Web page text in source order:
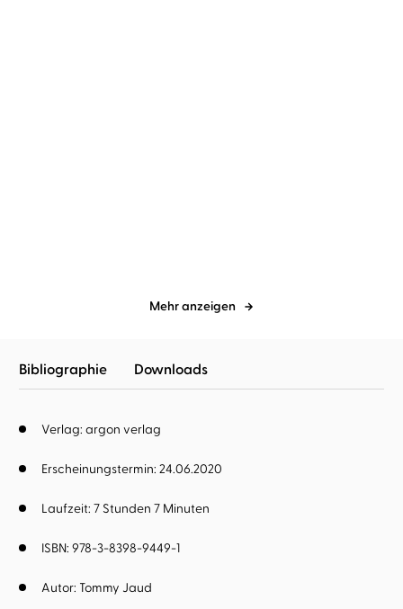
Mehr anzeigen
Bibliographie Downloads
Verlag: argon verlag
Erscheinungstermin: 24.06.2020
Laufzeit: 7 Stunden 7 Minuten
ISBN: 978-3-8398-9449-1
Autor: Tommy Jaud